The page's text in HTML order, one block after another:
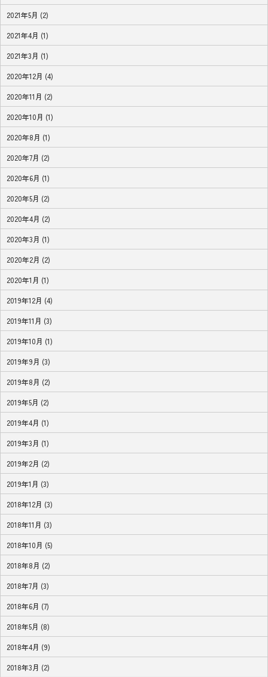
2021年5月 (2)
2021年4月 (1)
2021年3月 (1)
2020年12月 (4)
2020年11月 (2)
2020年10月 (1)
2020年8月 (1)
2020年7月 (2)
2020年6月 (1)
2020年5月 (2)
2020年4月 (2)
2020年3月 (1)
2020年2月 (2)
2020年1月 (1)
2019年12月 (4)
2019年11月 (3)
2019年10月 (1)
2019年9月 (3)
2019年8月 (2)
2019年5月 (2)
2019年4月 (1)
2019年3月 (1)
2019年2月 (2)
2019年1月 (3)
2018年12月 (3)
2018年11月 (3)
2018年10月 (5)
2018年8月 (2)
2018年7月 (3)
2018年6月 (7)
2018年5月 (8)
2018年4月 (9)
2018年3月 (2)